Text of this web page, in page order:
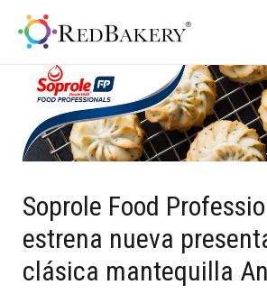
Soprole Food
estrena nueva
clásica mantequilla